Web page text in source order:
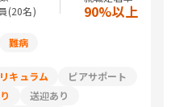
(20名) 90%以上
難病
キュラム
ピアサポート
送迎あり